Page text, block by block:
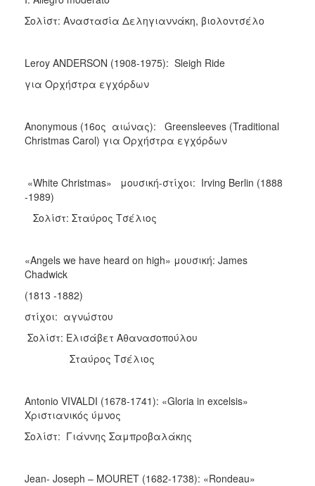
Σολίστ: Αναστασία Δεληγιαννάκη, βιολοντσέλο
Leroy ANDERSON (1908-1975): Sleigh Ride
για Ορχήστρα εγχόρδων
Anonymous (16ος αιώνας): Greensleeves (Traditional
Christmas Carol) για Ορχήστρα εγχόρδων
«White Christmas» μουσική-στίχοι: Irving Berlin (1888
-1989)
Σολίστ: Σταύρος Τσέλιος
«Angels we have heard on high» μουσική: James
Chadwick
(1813 -1882)
στίχοι: αγνώστου
Σολίστ: Ελισάβετ Αθανασοπούλου
Σταύρος Τσέλιος
Antonio VIVALDI (1678-1741): «Gloria in excelsis»
Χριστιανικός ύμνος
Σολίστ: Γιάννης Σαμπροβαλάκης
Jean- Joseph – MOURET (1682-1738): «Rondeau»